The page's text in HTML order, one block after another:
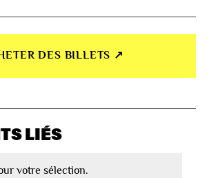
DES BILLETS ↗︎
LIÉS
votre sélection.